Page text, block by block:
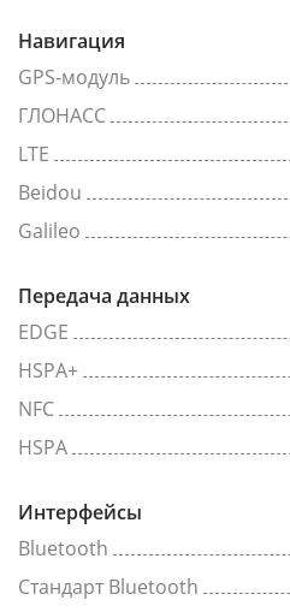
Навигация
GPS-модуль
ГЛОНАСС
LTE
Beidou
Galileo
Передача данных
EDGE
HSPA+
NFC
HSPA
Интерфейсы
Bluetooth
Стандарт Bluetooth